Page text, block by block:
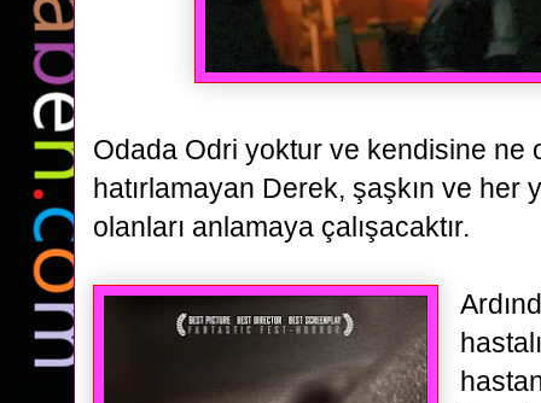
Odada Odri yoktur ve kendisine ne
hatırlamayan Derek, şaşkın ve her
olanları anlamaya çalışacaktır.